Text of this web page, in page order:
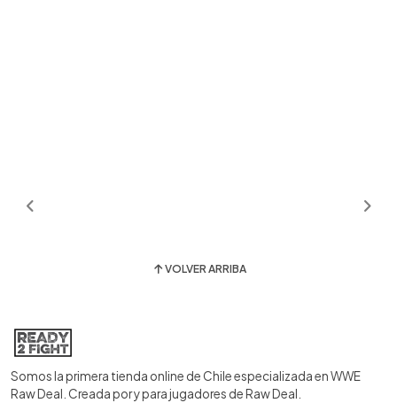
VOLVER ARRIBA
Somos la primera tienda online de Chile especializada en WWE
Raw Deal. Creada por y para jugadores de Raw Deal.